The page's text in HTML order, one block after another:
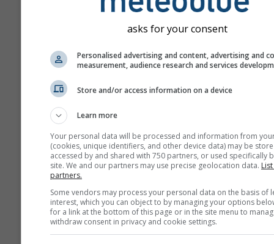
asks for your consent
Personalised advertising and content, advertising and
measurement, audience research and services
Store and/or access information on a device
Learn more
Your personal data will be processed and information from
(cookies, unique identifiers, and other device data) may be
accessed by and shared with 750 partners, or used specifically
site. We and our partners may use precise geolocation data.
partners.
Some vendors may process your personal data on the basis of
interest, which you can object to by managing your options
for a link at the bottom of this page or in the site menu to
withdraw consent in privacy and cookie settings.